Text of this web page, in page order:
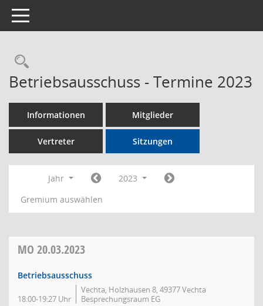
Toggle navigation
Rechercheauswahl
Betriebsausschuss - Termine 2023
Informationen Mitglieder
Vertreter Sitzungen
Jahr
2023
Gremium auswählen
MO 20.03.2023
Betriebsausschuss
18:00-19:27 Uhr
Vechta, Holzhausen 8, 49377 Vechta
Besprechungsraum EG